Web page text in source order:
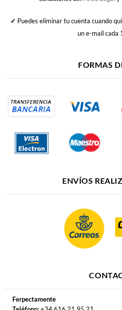
✓ Puedes eliminar tu cuenta cuando
un e-mail cada
FORMAS
ENVÍOS
Ferpectamente